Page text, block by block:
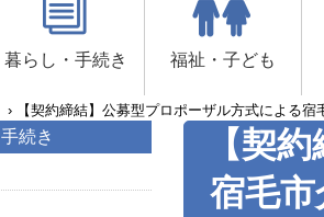
暮らし・手続き 福祉・子ども
› 【契約締結】公募型プロポーザル方式による
【契
宿毛
続き